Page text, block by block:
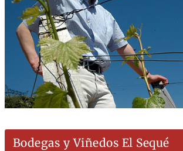
Bodegas y Viñedos El Sequé